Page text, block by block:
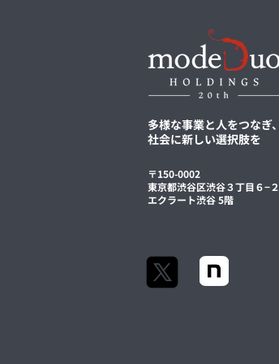
多様な事業と人をつなぎ、
社会に新しい選択肢を
〒150-0002
東京都渋谷区渋谷３丁目６−２
エクラート渋谷 5階